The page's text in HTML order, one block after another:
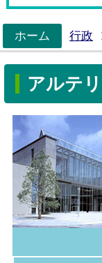
ホーム
行政
アルテ